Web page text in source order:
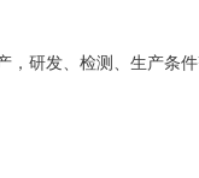
研发、检测、生产条件